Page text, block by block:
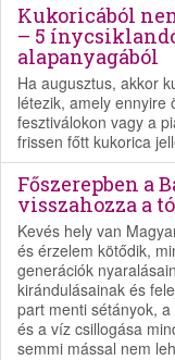
Kukoricából
– 5
alapanyagából
Ha augusztus, akkor
létezik, amely ennyire
fesztiválokon vagy a
frissen főtt kukorica
Főszerepben a
visszahozza a
Kevés hely van
és érzelem kötődik,
generációk
kirándulásainak és
part menti sétányok,
és a víz csillogása
semmi mással nem